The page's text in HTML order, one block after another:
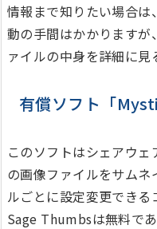
情報まで知りたい場合
動の手間はかかります
ァイルの中身を詳細に見
有償ソフト「
このソフトはシェアウ
の画像ファイルをサムネ
ルごとに設定変更できる
Sage Thumbsは無料で